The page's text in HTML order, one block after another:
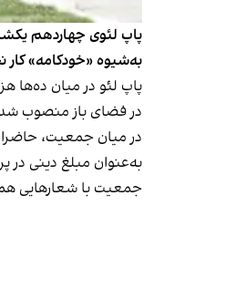
به‌شیوه‌ «خودکامه» کار
پاپ لئو در میان ده‌ها
در فضای باز منصوب
به‌عنوان مبلغ دینی در
جمعیت با شعارهایی